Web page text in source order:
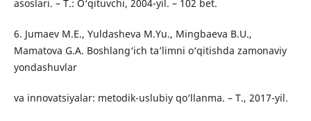
asoslari. – T.: O‘qituvchi, 2004-yil. – 102 bet.
6. Jumaev M.E., Yuldasheva M.Yu., Mingbaeva B.U.,
Mamatova G.A. Boshlang‘ich ta’limni o‘qitishda zamonaviy
yondashuvlar
va innovatsiyalar: metodik-uslubiy qo‘llanma. – T., 2017-yil.